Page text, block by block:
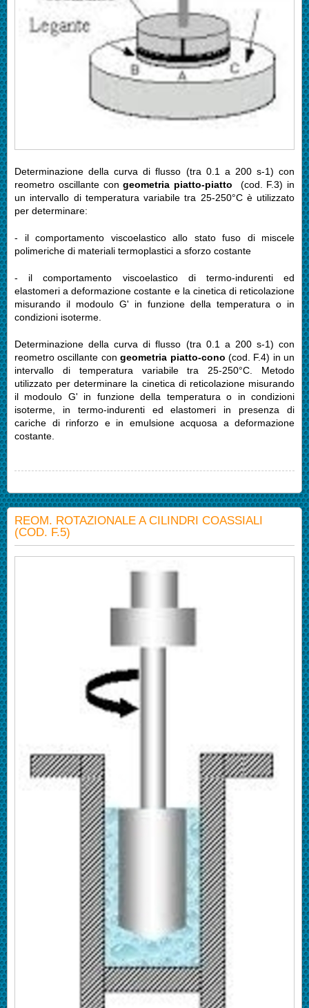
Determinazione della curva di flusso (tra 0.1 a 200 s-1) con
reometro oscillante congeometria piatto-piatto (cod. F.3) in
un intervallo di temperatura variabile tra 25-250°C è utilizzato
per determinare:
- il comportamento viscoelastico allo stato fuso di miscele
polimeriche di materiali termoplastici a sforzo costante
- il comportamento viscoelastico di termo-indurenti ed
elastomeri a deformazione costante e la cinetica di reticolazione
misurando il modoulo G' in funzione della temperatura o in
condizioni isoterme.
Determinazione della curva di flusso (tra 0.1 a 200 s-1) con
reometro oscillante congeometria piatto-cono (cod. F.4) in un
intervallo di temperatura variabile tra 25-250°C. Metodo
utilizzato per determinare la cinetica di reticolazione misurando
il modoulo G' in funzione della temperatura o in condizioni
isoterme, in termo-indurenti ed elastomeri in presenza di
cariche di rinforzo e in emulsione acquosa a deformazione
costante.
REOM. ROTAZIONALE A CILINDRI COASSIALI
(COD. F.5)